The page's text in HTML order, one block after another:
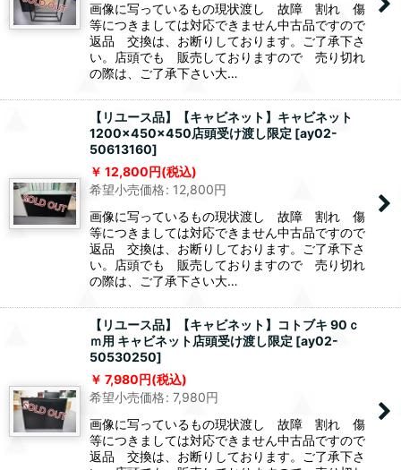
画像に写っているもの現状渡し 故障 割れ 傷
等につきましては対応できません中古品ですので
返品 交換は、お断りしております。ご了承下さ
い。店頭でも 販売しておりますので 売り切れ
の際は、ご了承下さい大…
【リユース品】【キャビネット】キャビネット
1200×450×450店頭受け渡し限定 [ay02-
50613160]
12,800円(税込)
希望小売価格: 12,800円
画像に写っているもの現状渡し 故障 割れ 傷
等につきましては対応できません中古品ですので
返品 交換は、お断りしております。ご了承下さ
い。店頭でも 販売しておりますので 売り切れ
の際は、ご了承下さい大…
【リユース品】【キャビネット】コトブキ 90ｃ
ｍ用 キャビネット店頭受け渡し限定 [ay02-
50530250]
7,980円(税込)
希望小売価格: 7,980円
画像に写っているもの現状渡し 故障 割れ 傷
等につきましては対応できません中古品ですので
返品 交換は、お断りしております。ご了承下さ